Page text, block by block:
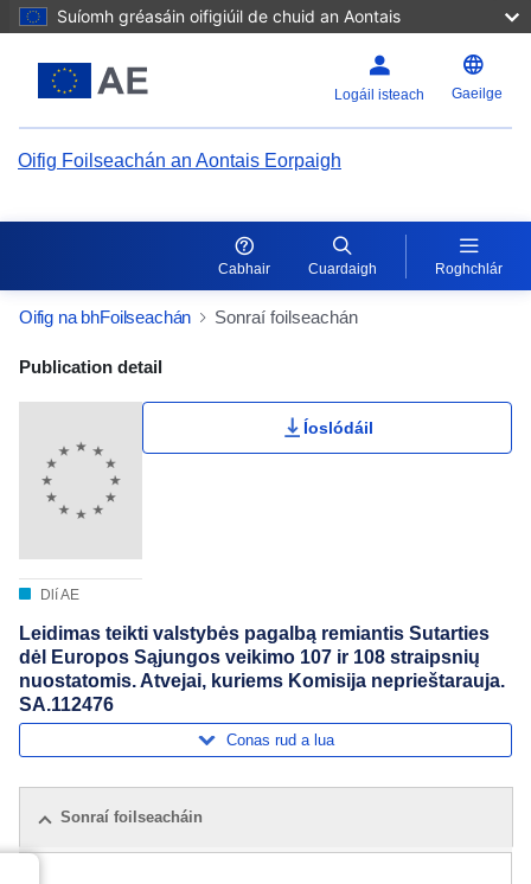
Suíomh gréasáin oifigiúil de chuid an Aontais
Logáil isteach Gaeilge
Oifig Foilseachán an Aontais Eorpaigh
Cabhair Cuardaigh Roghchlár
Oifig na bhFoilseachán Sonraí foilseachán
Publication Detail Actions Portlet
Publication detail
Dlí AE
Íoslódáil
Leidimas teikti valstybės pagalbą remiantis Sutarties
dėl Europos Sąjungos veikimo 107 ir 108 straipsnių
nuostatomis. Atvejai, kuriems Komisija neprieštarauja.
SA.112476
Conas rud a lua
Sonraí foilseacháin